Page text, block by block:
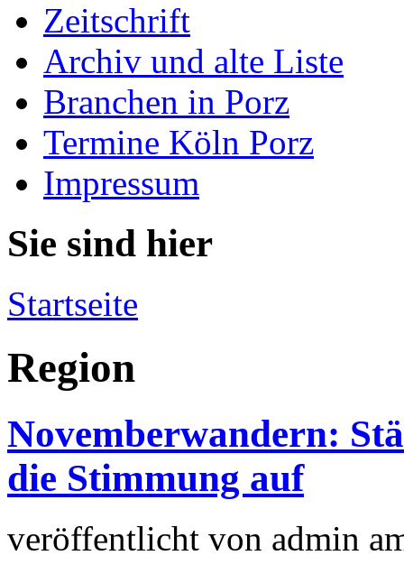
Zeitschrift
Archiv und alte Liste
Branchen in Porz
Termine Köln Porz
Impressum
Sie sind hier
Startseite
Region
Novemberwandern:
die Stimmung auf
veröffentlicht von admin